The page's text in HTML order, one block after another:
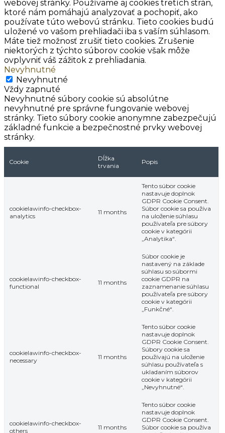
webovej stránky. Používame aj cookies tretích strán,
ktoré nám pomáhajú analyzovať a pochopiť, ako
používate túto webovú stránku. Tieto cookies budú
uložené vo vašom prehliadači iba s vaším súhlasom.
Máte tiež možnosť zrušiť tieto cookies. Zrušenie
niektorých z týchto súborov cookie však môže
ovplyvniť váš zážitok z prehliadania.
Nevyhnutné
Nevyhnutné
Vždy zapnuté
Nevyhnutné súbory cookie sú absolútne
nevyhnutné pre správne fungovanie webovej
stránky. Tieto súbory cookie anonymne zabezpečujú
základné funkcie a bezpečnostné prvky webovej
stránky.
Cookie
Dĺžka
trvania
Popis
cookielawinfo-checkbox-
analytics
11 months
Tento súbor cookie
nastavuje doplnok
GDPR Cookie Consent.
Súbor cookie sa používa
na uloženie súhlasu
používateľa pre súbory
cookie v kategórii
„Analytika“.
cookielawinfo-checkbox-
functional
11 months
Súbor cookie je
nastavený na základe
súhlasu so súbormi
cookie GDPR na
zaznamenanie súhlasu
používateľa pre súbory
cookie v kategórii
„Funkčné“.
cookielawinfo-checkbox-
necessary
11 months
Tento súbor cookie
nastavuje doplnok
GDPR Cookie Consent.
Súbory cookie sa
používajú na uloženie
súhlasu používateľa s
ukladaním súborov
cookie v kategórii
„Nevyhnutné“.
cookielawinfo-checkbox-
others
11 months
Tento súbor cookie
nastavuje doplnok
GDPR Cookie Consent.
Súbor cookie sa používa